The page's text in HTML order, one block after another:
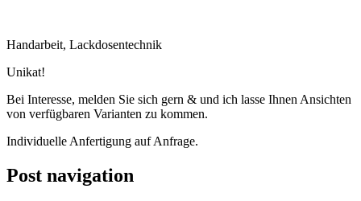
Handarbeit, Lackdosentechnik
Unikat!
Bei Interesse, melden Sie sich gern & und ich lasse Ihnen Ansichten
von verfügbaren Varianten zu kommen.
Individuelle Anfertigung auf Anfrage.
Post navigation